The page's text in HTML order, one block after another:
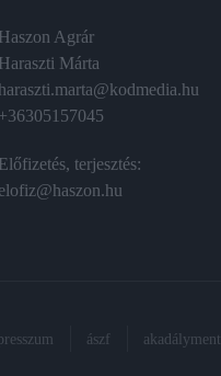
Haszon Agrár
Haraszti Márta
haraszti.marta@kodmedia.hu
+36305157045
Előfizetés, terjesztés:
elofiz@haszon.hu
ászf